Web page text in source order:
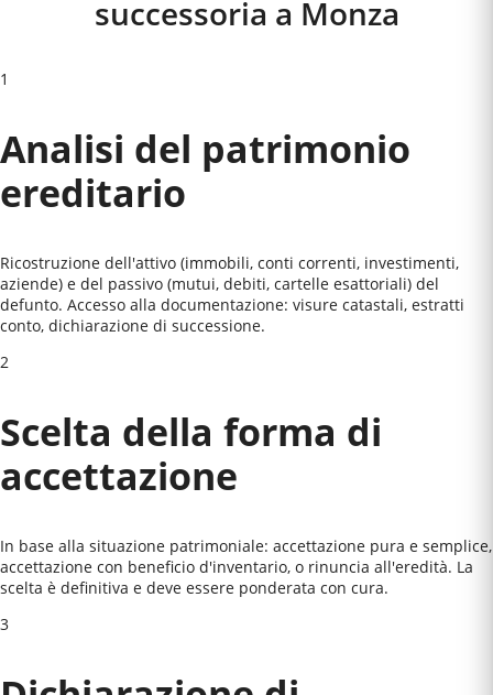
successoria a Monza
1
Analisi del patrimonio
ereditario
Ricostruzione dell'attivo (immobili, conti correnti, investimenti,
aziende) e del passivo (mutui, debiti, cartelle esattoriali) del
defunto. Accesso alla documentazione: visure catastali, estratti
conto, dichiarazione di successione.
2
Scelta della forma di
accettazione
In base alla situazione patrimoniale: accettazione pura e semplice,
accettazione con beneficio d'inventario, o rinuncia all'eredità. La
scelta è definitiva e deve essere ponderata con cura.
3